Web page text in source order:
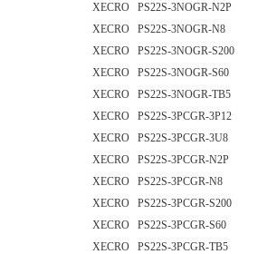
XECRO PS22S-3NOGR-N2P
XECRO PS22S-3NOGR-N8
XECRO PS22S-3NOGR-S200
XECRO PS22S-3NOGR-S60
XECRO PS22S-3NOGR-TB5
XECRO PS22S-3PCGR-3P12
XECRO PS22S-3PCGR-3U8
XECRO PS22S-3PCGR-N2P
XECRO PS22S-3PCGR-N8
XECRO PS22S-3PCGR-S200
XECRO PS22S-3PCGR-S60
XECRO PS22S-3PCGR-TB5